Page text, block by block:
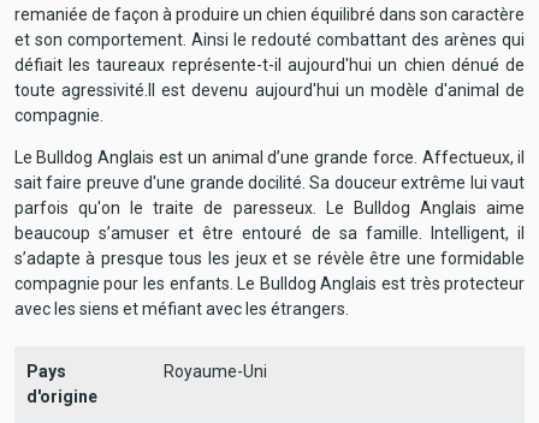
remaniée de façon à produire un chien équilibré dans son caractère
et son comportement. Ainsi le redouté combattant des arènes qui
défiait les taureaux représente-t-il aujourd'hui un chien dénué de
toute agressivité.Il est devenu aujourd'hui un modèle d'animal de
compagnie.
Le Bulldog Anglais est un animal d’une grande force. Affectueux, il
sait faire preuve d'une grande docilité. Sa douceur extrême lui vaut
parfois qu'on le traite de paresseux. Le Bulldog Anglais aime
beaucoup s’amuser et être entouré de sa famille. Intelligent, il
s’adapte à presque tous les jeux et se révèle être une formidable
compagnie pour les enfants. Le Bulldog Anglais est très protecteur
avec les siens et méfiant avec les étrangers.
Pays
d'origine
Royaume-Uni